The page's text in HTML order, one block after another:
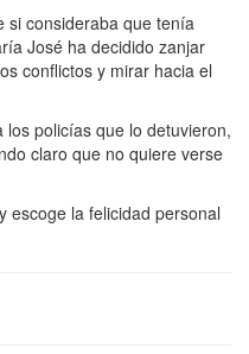
si consideraba que tenía
José ha decidido zanjar
conflictos y mirar hacia el
policías que lo detuvieron,
claro que no quiere verse
escoge la felicidad personal